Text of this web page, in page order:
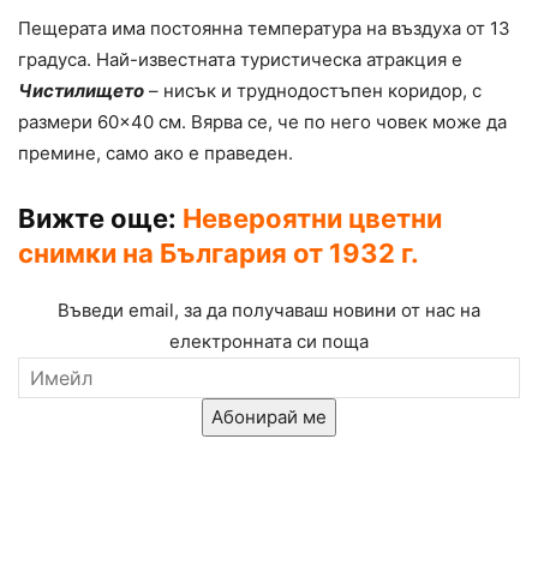
Пещерата има постоянна температура на въздуха от 13
градуса. Най-известната туристическа атракция е
Чистилището – нисък и труднодостъпен коридор, с
размери 60×40 см. Вярва се, че по него човек може да
премине, само ако е праведен.
Вижте още: Невероятни цветни
снимки на България от 1932 г.
Въведи email, за да получаваш новини от нас на
електронната си поща
Абонирай ме